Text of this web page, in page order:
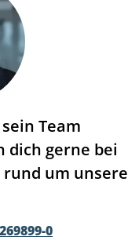
Team
dich gerne bei
um unsere
0